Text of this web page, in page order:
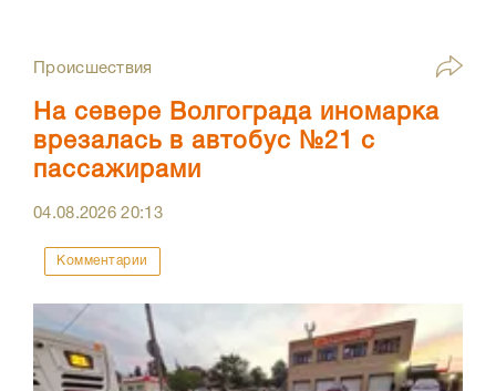
Происшествия
На севере Волгограда иномарка
врезалась в автобус №21 с
пассажирами
04.08.202620:13
Комментарии